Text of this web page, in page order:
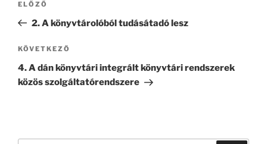
Korábbi
bejegyzés
ELŐZŐ
2. A könyvtárolóból tudásátadó lesz
Következő
bejegyzés
KÖVETKEZŐ
4. A dán könyvtári integrált könyvtári rendszerek
közös szolgáltatórendszere